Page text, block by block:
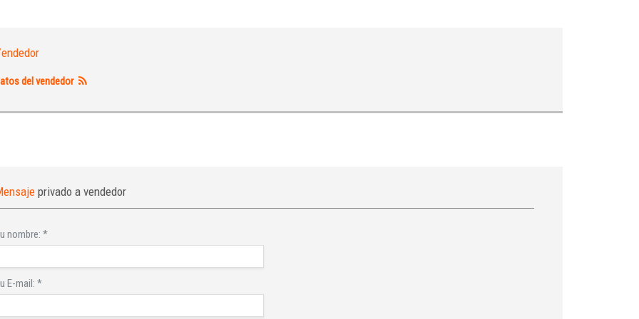
del vendedor
privado a vendedor
nombre: *
E-mail: *